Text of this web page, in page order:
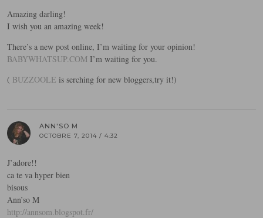
Amazing darling!
I wish you an amazing week!
There’s a new post online, I’m waiting for your opinion!
BABYWHATSUP.COM I’m waiting for you.
( BUZZOOLE is serching for new bloggers,try it!)
ANN'SO M
OCTOBRE 7, 2014 / 4:32
J’adore!!
ca te va hyper bien
bisous
Ann’so M
http://annsom.blogspot.fr/